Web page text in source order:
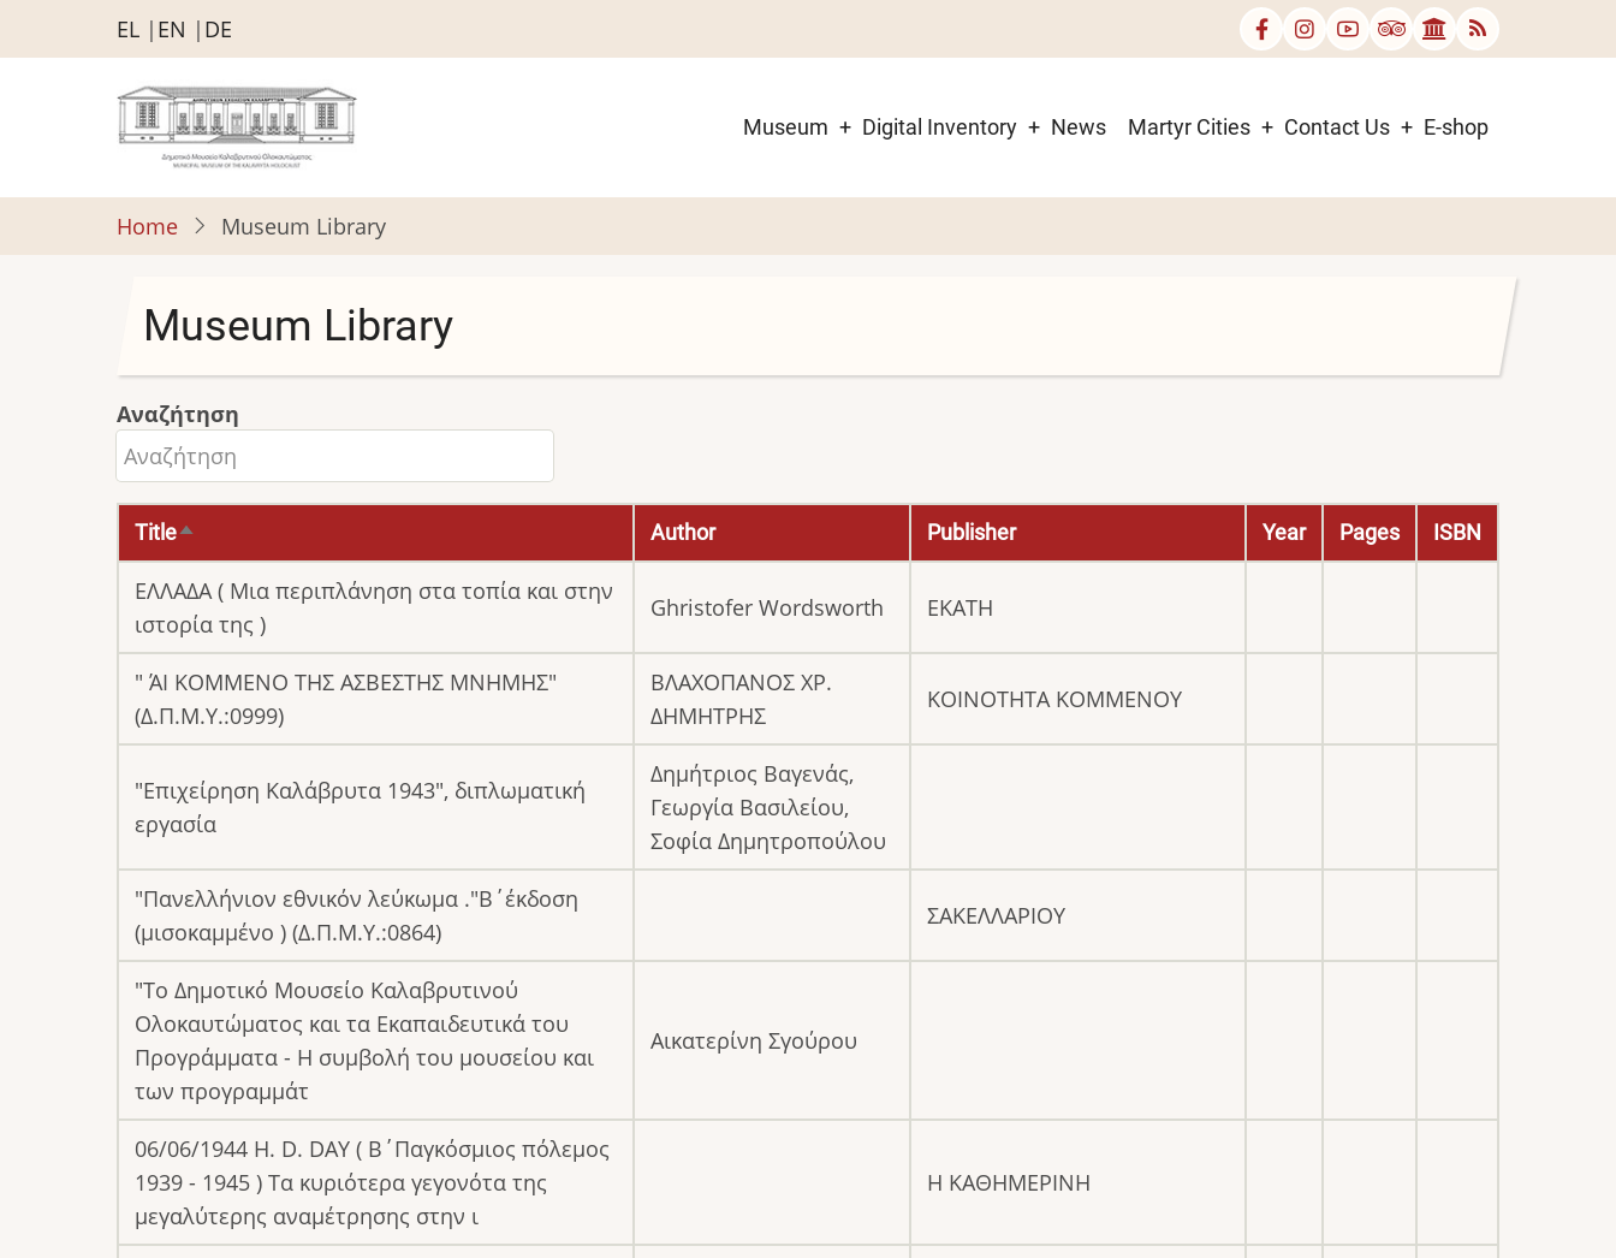
to
EL EN DE
Museum Digital Inventory News Martyr Cities Contact Us E-shop
Home Museum Library
Museum Library
Αναζήτηση
TitleSort
descending
Author Publisher Year Pages ISBN
ΕΛΛΑΔΑ ( Μια περιπλάνηση στα τοπία και στην
ιστορία της )
Ghristofer Wordsworth ΕΚΑΤΗ
" ΆΙ ΚΟΜΜΕΝΟ ΤΗΣ ΑΣΒΕΣΤΗΣ ΜΝΗΜΗΣ"
(Δ.Π.Μ.Υ.:0999)
ΒΛΑΧΟΠΑΝΟΣ ΧΡ.
ΔΗΜΗΤΡΗΣ
ΚΟΙΝΟΤΗΤΑ ΚΟΜΜΕΝΟΥ
"Επιχείρηση Καλάβρυτα 1943", διπλωματική
εργασία
Δημήτριος Βαγενάς,
Γεωργία Βασιλείου,
Σοφία Δημητροπούλου
"Πανελλήνιον εθνικόν λεύκωμα ."Β΄έκδοση
(μισοκαμμένο ) (Δ.Π.Μ.Υ.:0864)
ΣΑΚΕΛΛΑΡΙΟΥ
"Το Δημοτικό Μουσείο Καλαβρυτινού
Ολοκαυτώματος και τα Εκαπαιδευτικά του
Προγράμματα - Η συμβολή του μουσείου και
των προγραμμάτ
Αικατερίνη Σγούρου
06/06/1944 H. D. DAY ( Β΄Παγκόσμιος πόλεμος
1939 - 1945 ) Τα κυριότερα γεγονότα της
μεγαλύτερης αναμέτρησης στην ι
Η ΚΑΘΗΜΕΡΙΝΗ